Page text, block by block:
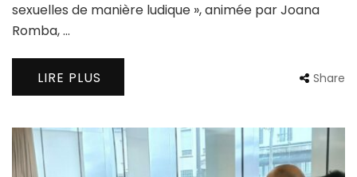
sexuelles de manière ludique », animée par Joana
Romba, …
LIRE PLUS Share